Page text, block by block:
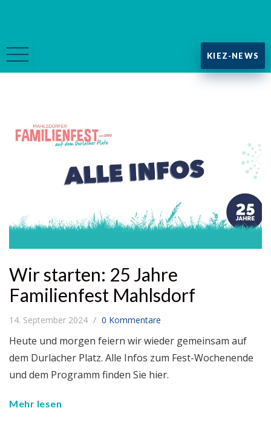
KIEZ-NEWS
Wir starten: 25 Jahre
Familienfest Mahlsdorf
14. September 2024 0 Kommentare
Heute und morgen feiern wir wieder gemeinsam auf
dem Durlacher Platz. Alle Infos zum Fest-Wochenende
und dem Programm finden Sie hier.
Mehr lesen